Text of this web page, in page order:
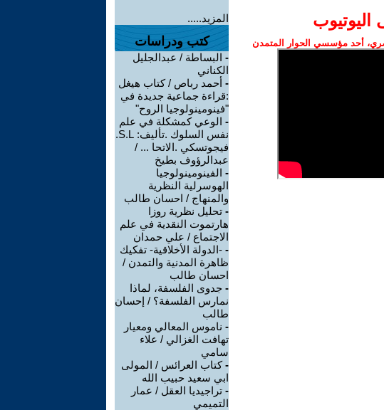
اليوتيوب
أحد مؤسسي الحوار المتمدن
المزيد.....
كتب ودراسات
- البساطة / عبدالجليل
الكناني
- أحمد رباص / كتاب هيغل
:قراءة جماعية جديدة في
"فينومينولوجيا الروح"
- الوعي كمشكلة في علم
نفس السلوك .تأليف: S.L.
فيجوتسكي .الاتحا ... /
عبدالرؤوف بطيخ
- الفينومينولوجيا
الهوسرلية النظرية
والمنهاج / احسان طالب
- تحليل نظرية روزا
هارتموت النقدية في علم
الاجتماع / علي حمدان
- -الدولة الأخلاقية- تفكيك
ظاهرة المدنية والتمدن /
احسان طالب
- جدوى الفلسفة، لماذا
نمارس الفلسفة؟ / إحسان
طالب
- ناموس المعالي ومعيار
تهافت الغزالي / علاء
سامي
-كتاب العرائس / المولى
ابي سعيد حبيب الله
- تراجيديا العقل / عمار
التميمي